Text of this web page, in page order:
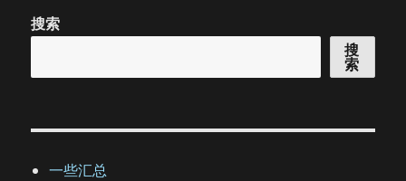
搜索
搜
索
一些汇总